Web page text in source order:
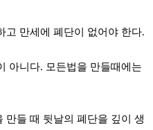
고 만세에 폐단이 없어야 한다.
아니다. 모든법을 만들때에는
만들 때 뒷날의 폐단을 깊이 생